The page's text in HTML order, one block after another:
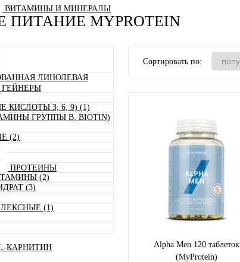
ВИТАМИНЫ И МИНЕРАЛЫ
ГЕЙНЕРЫ
ПРОТЕИНЫ
КАРНИТИН
MYPROTEIN
ЛИНОЛЕВАЯ
КИСЛОТЫ 3, 6, 9) (1)
ГРУППЫ B, BIOTIN)
(2)
(2)
(3)
(1)
Сортировать по:
Alpha Men 120 таблеток
(MyProtein)